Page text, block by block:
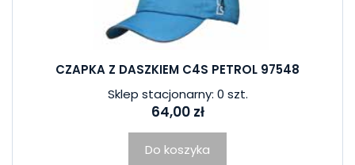
CZAPKA Z DASZKIEM C4S PETROL 97548
Sklep stacjonarny: 0 szt.
64,00 zł
Do koszyka